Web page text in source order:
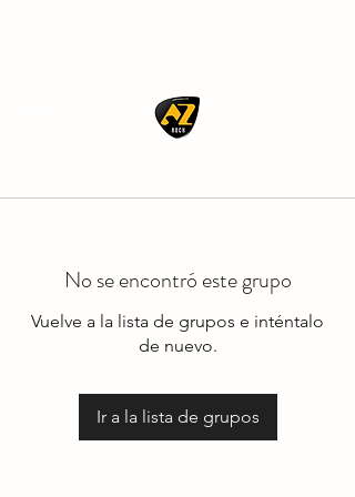
No se encontró este grupo
Vuelve a la lista de grupos e inténtalo
de nuevo.
Ir a la lista de grupos